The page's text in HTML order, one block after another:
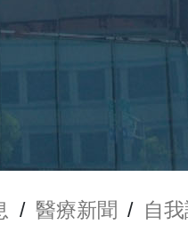
/ 醫療新聞 / 自